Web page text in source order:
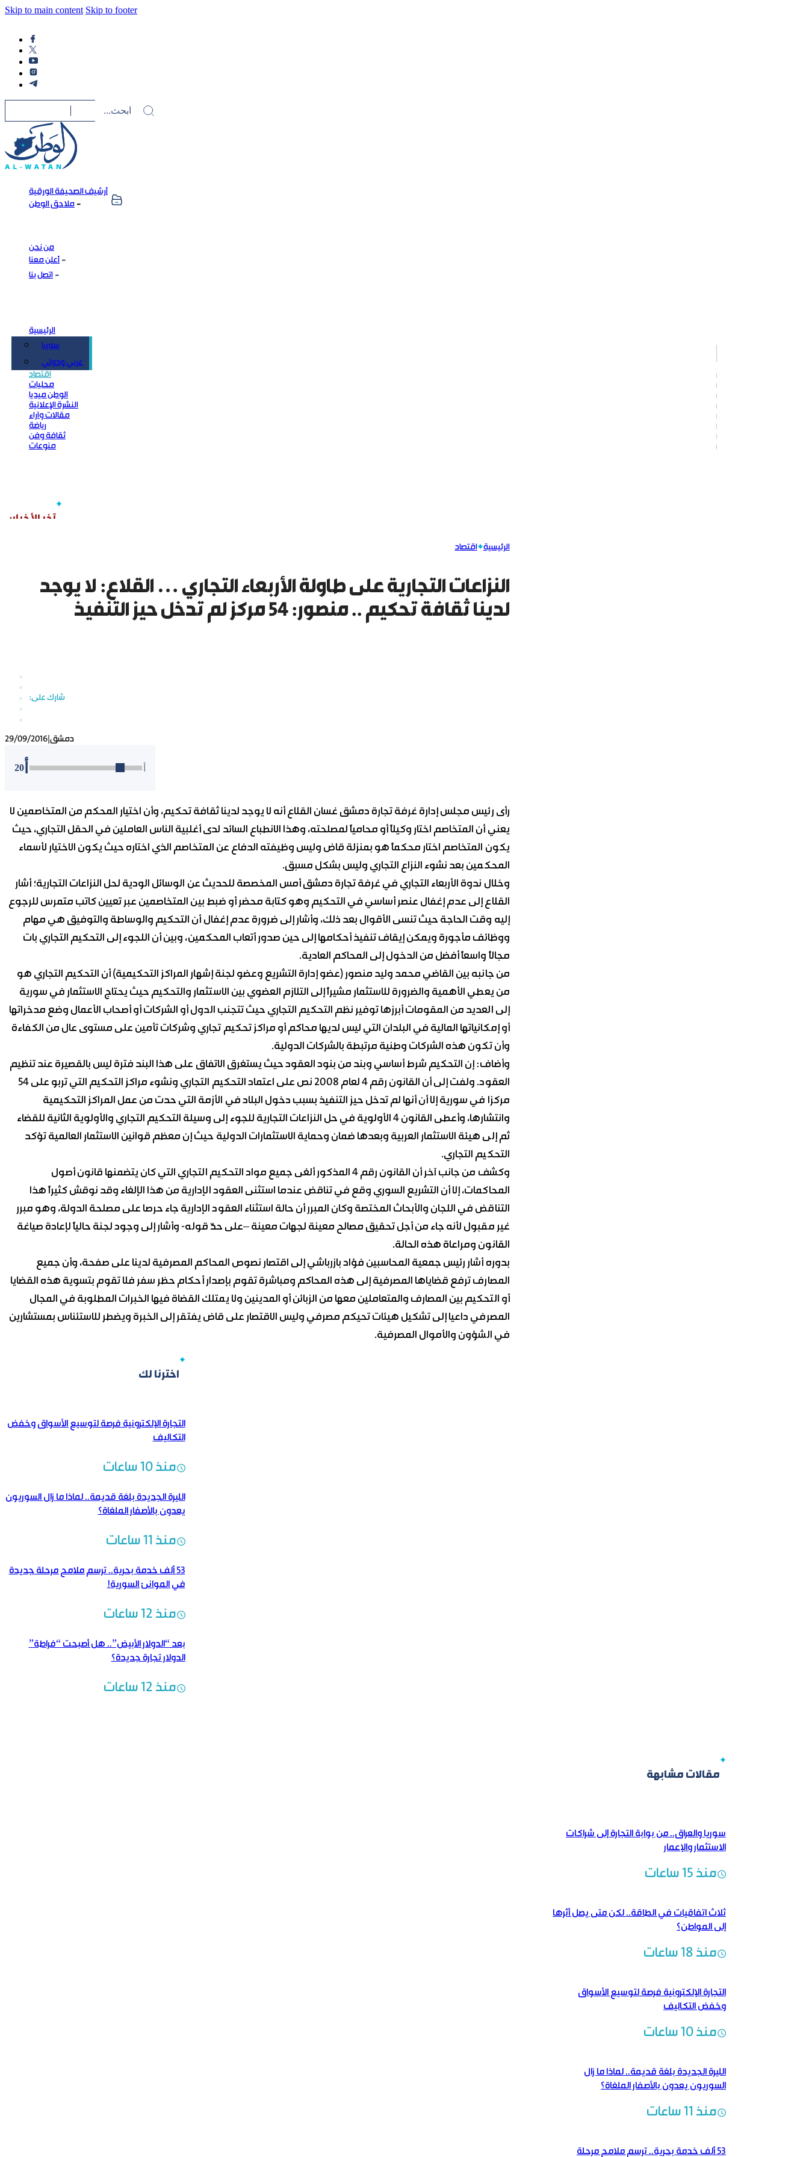
Skip to main content Skip to footer
أرشيف الصحيفة الورقية
ملاحق الوطن
من نحن
أعلن معنا
اتصل بنا
الرئيسية
سوريا
عربي ودولي
اقتصاد
محليات
الوطن ميديا
النشرة الإعلانية
مقالات وآراء
رياضة
ثقافة وفن
منوعات
الرئيسية اقتصاد
النزاعات التجارية على طاولة الأربعاء التجاري … القلاع: لا يوجد
لدينا ثقافة تحكيم .. منصور: 54 مركز لم تدخل حيز التنفيذ
29/09/2016 دمشق
20
رأى رئيس مجلس إدارة غرفة تجارة دمشق غسان القلاع أنه لا يوجد لدينا ثقافة تحكيم، وأن اختيار المحكم من المتخاصمين لا
يعني أن المتخاصم اختار وكيلاً أو محامياً لمصلحته، وهذا الانطباع السائد لدى أغلبية الناس العاملين في الحقل التجاري، حيث
يكون المتخاصم اختار محكماً هو بمنزلة قاض وليس وظيفته الدفاع عن المتخاصم الذي اختاره حيث يكون الاختيار لأسماء
المحكمين بعد نشوء النزاع التجاري وليس بشكل مسبق.
وخلال ندوة الأربعاء التجاري في غرفة تجارة دمشق أمس المخصصة للحديث عن الوسائل الودية لحل النزاعات التجارية؛ أشار
القلاع إلى عدم إغفال عنصر أساسي في التحكيم وهو كتابة محضر أو ضبط بين المتخاصمين عبر تعيين كاتب متمرس للرجوع
إليه وقت الحاجة حيث تنسى الأقوال بعد ذلك، وأشار إلى ضرورة عدم إغفال أن التحكيم والوساطة والتوفيق هي مهام
ووظائف مأجورة ويمكن إيقاف تنفيذ أحكامها إلى حين صدور أتعاب المحكمين، وبين أن اللجوء إلى التحكيم التجاري بات
مجالاً واسعاً أفضل من الدخول إلى المحاكم العادية.
من جانبه بين القاضي محمد وليد منصور (عضو إدارة التشريع وعضو لجنة إشهار المراكز التحكيمية) أن التحكيم التجاري هو
من يعطي الأهمية والضرورة للاستثمار مشيراً إلى التلازم العضوي بين الاستثمار والتحكيم حيث يحتاج الاستثمار في سورية
إلى العديد من المقومات أبرزها توفير نظم التحكيم التجاري حيث تتجنب الدول أو الشركات أو أصحاب الأعمال وضع مدخراتها
أو إمكانياتها المالية في البلدان التي ليس لديها محاكم أو مراكز تحكيم تجاري وشركات تأمين على مستوى عال من الكفاءة
وأن تكون هذه الشركات وطنية مرتبطة بالشركات الدولية.
وأضاف: إن التحكيم شرط أساسي وبند من بنود العقود حيث يستغرق الاتفاق على هذا البند فترة ليس بالقصيرة عند تنظيم
العقود. ولفت إلى أن القانون رقم 4 لعام 2008 نص على اعتماد التحكيم التجاري ونشوء مراكز التحكيم التي تربو على 54
مركزا في سورية إلا أن أنها لم تدخل حيز التنفيذ بسبب دخول البلاد في الأزمة التي حدت من عمل المراكز التحكيمية
وانتشارها، وأعطى القانون 4 الأولوية في حل النزاعات التجارية للجوء إلى وسيلة التحكيم التجاري والأولوية الثانية للقضاء
ثم إلى هيئة الاستثمار العربية وبعدها ضمان وحماية الاستثمارات الدولية حيث إن معظم قوانين الاستثمار العالمية تؤكد
التحكيم التجاري.
وكشف من جانب آخر أن القانون رقم 4 المذكور ألغى جميع مواد التحكيم التجاري التي كان يتضمنها قانون أصول
المحاكمات، إلا أن التشريع السوري وقع في تناقض عندما استثنى العقود الإدارية من هذا الإلغاء وقد نوقش كثيراً هذا
التناقض في اللجان والأبحاث المختصة وكان المبرر أن حالة استثناء العقود الإدارية جاء حرصا على مصلحة الدولة، وهو مبرر
غير مقبول لأنه جاء من أجل تحقيق مصالح معينة لجهات معينة –على حدّ قوله- وأشار إلى وجود لجنة حالياً لإعادة صياغة
القانون ومراعاة هذه الحالة.
بدوره أشار رئيس جمعية المحاسبين فؤاد بازرباشي إلى اقتصار نصوص المحاكم المصرفية لدينا على صفحة، وأن جميع
المصارف ترفع قضاياها المصرفية إلى هذه المحاكم ومباشرة تقوم بإصدار أحكام حظر سفر فلا تقوم بتسوية هذه القضايا
أو التحكيم بين المصارف والمتعاملين معها من الزبائن أو المدينين ولا يمتلك القضاة فيها الخبرات المطلوبة في المجال
المصرفي داعيا إلى تشكيل هيئات تحيكم مصرفي وليس الاقتصار على قاض يفتقر إلى الخبرة ويضطر للاستئناس بمستشارين
في الشؤون والأموال المصرفية.
اخترنا لك
التجارة الإلكترونية فرصة لتوسيع الأسواق وخفض
التكاليف
منذ 10 ساعات
الليرة الجديدة بلغة قديمة..‏ لماذا ما زال السوريون
يعدون بالأصفار الملغاة؟
منذ 11 ساعات
53 ألف خدمة بحرية.. ترسم ملامح مرحلة جديدة
في الموانئ السورية!
منذ 12 ساعات
بعد “الدولار الأبيض”.. هل أصبحت “فراطة”
الدولار تجارة جديدة؟
منذ 12 ساعات
مقالات مشابهة
سوريا والعراق.. من بوابة التجارة إلى شراكات
الاستثمار والإعمار
منذ 15 ساعات
ثلاث اتفاقيات في الطاقة.. لكن متى يصل أثرها
إلى المواطن؟
منذ 18 ساعات
التجارة الإلكترونية فرصة لتوسيع الأسواق
وخفض التكاليف
منذ 10 ساعات
الليرة الجديدة بلغة قديمة..‏ لماذا ما زال
السوريون يعدون بالأصفار الملغاة؟
منذ 11 ساعات
53 ألف خدمة بحرية.. ترسم ملامح مرحلة